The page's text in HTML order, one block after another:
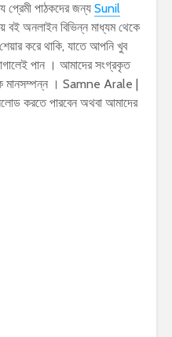
প্রেমী পাঠকদের জন্য Sunil
অনলাইন বিভিন্ন মাধ্যম থেকে
করে থাকি, যাতে আপনি খুব
পান । আমাদের সংগ্রকৃত
মানসম্পন্ন । Samne Arale |
করতে পারবেন অথবা আমাদের